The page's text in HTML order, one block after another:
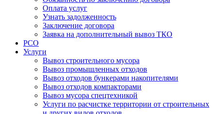
Оплата услуг
Узнать задолженность
Заключение договора
Заявка на дополнительный вывоз ТКО
РСО
Услуги
Вывоз строительного мусора
Вывоз промышленных отходов
Вывоз отходов бункерами накопителями
Вывоз отходов компакторами
Вывоз мусора спецтехникой
Услуги по расчистке территории от строительных